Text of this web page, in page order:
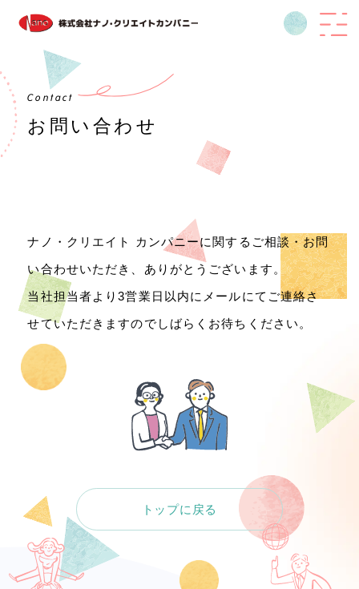
わたしたちについて
ニュース･トピックス
求人情報
特定技能外国人紹介
フィットネス事業
会社案内
カスタマーハラスメントポリシー
プライバシーポリシー
Contact
お問い合わせ
ナノ・クリエイト カンパニーに関するご相談・お問
い合わせいただき、ありがとうございます。
当社担当者より3営業日以内にメールにてご連絡さ
せていただきますのでしばらくお待ちください。
トップに戻る